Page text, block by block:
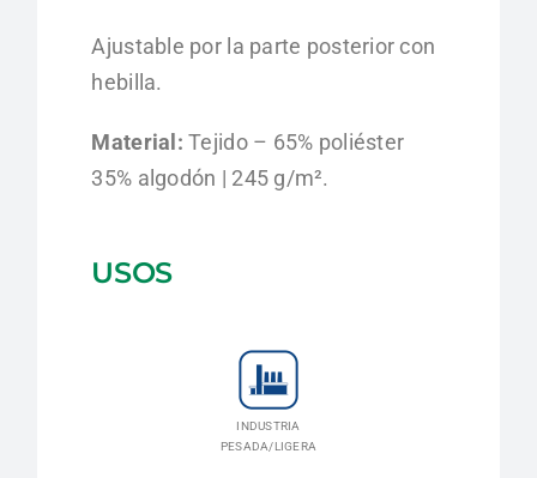
Ajustable por la parte posterior con
hebilla.
Material: Tejido – 65% poliéster
35% algodón | 245 g/m².
USOS
INDUSTRIA
PESADA/LIGERA